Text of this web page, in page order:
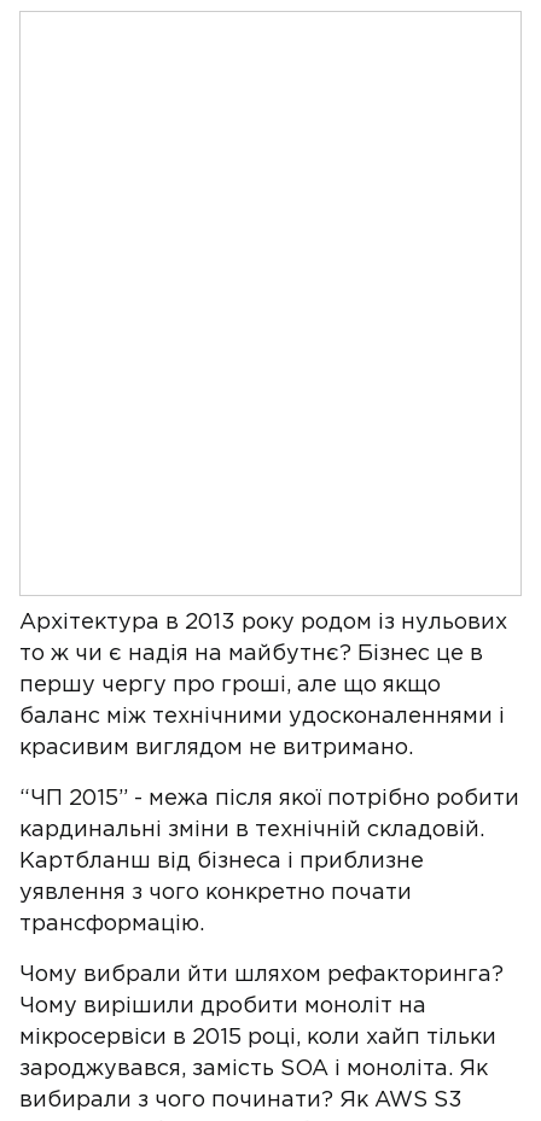
Архітектура в 2013 року родом із нульових
то ж чи є надія на майбутнє? Бізнес це в
першу чергу про гроші, але що якщо
баланс між технічними удосконаленнями і
красивим виглядом не витримано.
“ЧП 2015” - межа після якої потрібно робити
кардинальні зміни в технічній складовій.
Картбланш від бізнеса і приблизне
уявлення з чого конкретно почати
трансформацію.
Чому вибрали йти шляхом рефакторинга?
Чому вирішили дробити моноліт на
мікросервіси в 2015 році, коли хайп тільки
зароджувався, замість SOA і моноліта. Як
вибирали з чого починати? Як AWS S3